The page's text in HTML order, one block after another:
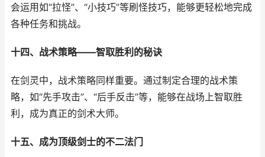
会运用如“拉怪”、“小技巧”等刷怪技巧，能够更轻松地完成
各种任务和挑战。
十四、战术策略——智取胜利的秘诀
在剑灵中，战术策略同样重要。通过制定合理的战术策
略，如“先手攻击”、“后手反击”等，能够在战场上智取胜
利，成为真正的剑术大师。
十五、成为顶级剑士的不二法门